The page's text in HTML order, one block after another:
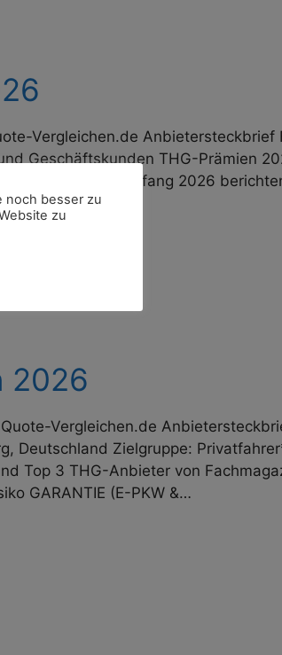
Vergleichen.de Anbieter­steckbrief
Geschäftskunden THG-Prämien
Was Kund*innen Anfang 2026
2026
Vergleichen.de
Deutschland Zielgruppe:
Top 3 THG-Anbieter von
GARANTIE (E-PKW &…
noch besser zu
zu